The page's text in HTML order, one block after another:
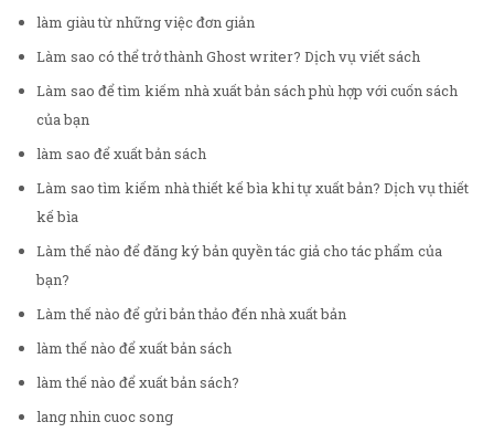
làm giàu từ những việc đơn giản
Làm sao có thể trở thành Ghost writer? Dịch vụ viết sách
Làm sao để tìm kiếm nhà xuất bản sách phù hợp với cuốn sách
của bạn
làm sao để xuất bản sách
Làm sao tìm kiếm nhà thiết kế bìa khi tự xuất bản? Dịch vụ thiết
kế bìa
Làm thế nào để đăng ký bản quyền tác giả cho tác phẩm của
bạn?
Làm thế nào để gửi bản thảo đến nhà xuất bản
làm thế nào để xuất bản sách
làm thế nào để xuất bản sách?
lang nhin cuoc song